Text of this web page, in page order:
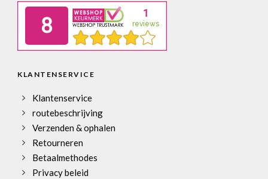
KLANTENSERVICE
Klantenservice
routebeschrijving
Verzenden & ophalen
Retourneren
Betaalmethodes
Privacy beleid